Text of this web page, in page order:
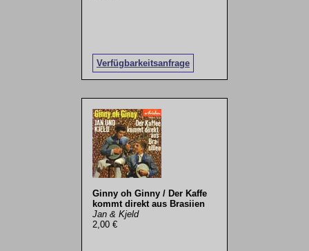
Verfügbarkeitsanfrage
Ginny oh Ginny / Der Kaffe
kommt direkt aus Brasiien
Jan & Kjeld
2,00 €